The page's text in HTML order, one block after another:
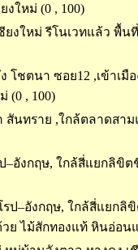
งใหม่ (0 , 100)
ยงใหม่ รีโนเวทแล้ว พื้น
ชตนา ซอย12 ,เข้าเมือ
(0 , 100)
นทราย ,ใกล้ตลาดสาม
–อังกฤษ, ใกล้สี่แยกลิขิ
รป–อังกฤษ, ใกล้สี่แยกลิ
ย ไม้สักทองแท้ หินอ่อน